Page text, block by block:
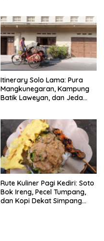
Itinerary Solo Lama: Pura
Mangkunegaran, Kampung
Batik Laweyan, dan Jeda
Rute Kuliner Pagi Kediri: Soto
Bok Ireng, Pecel Tumpang,
dan Kopi Dekat Simpang